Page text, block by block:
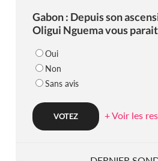
Gabon : Depuis son
Oligui Nguema vous
Oui
Non
Sans avis
+ Voir les